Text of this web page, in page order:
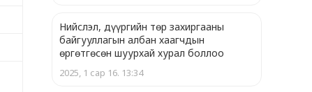
Нийслэл, дүүргийн төр захиргааны
байгууллагын албан хаагчдын
өргөтгөсөн шуурхай хурал боллоо
2025, 1 сар 16. 13:34